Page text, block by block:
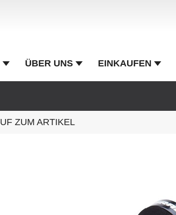
ÜBER UNS EINKAUFEN
ZUM ARTIKEL